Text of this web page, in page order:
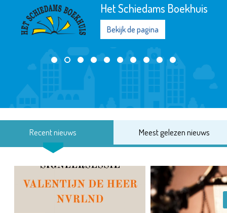
Het Schiedams Boekhuis
Bekijk de pagina
Recent nieuws Meest gelezen nieuws